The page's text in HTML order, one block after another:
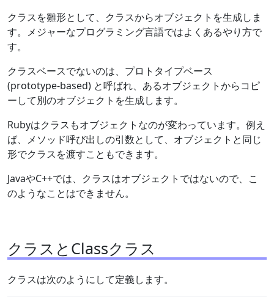
クラスを雛形として、クラスからオブジェクトを生成しま
す。メジャーなプログラミング言語ではよくあるやり方で
す。
クラスベースでないのは、プロトタイプベース
(prototype-based) と呼ばれ、あるオブジェクトからコピ
ーして別のオブジェクトを生成します。
Rubyはクラスもオブジェクトなのが変わっています。例え
ば、メソッド呼び出しの引数として、オブジェクトと同じ
形でクラスを渡すこともできます。
JavaやC++では、クラスはオブジェクトではないので、こ
のようなことはできません。
クラスとClassクラス
クラスは次のようにして定義します。